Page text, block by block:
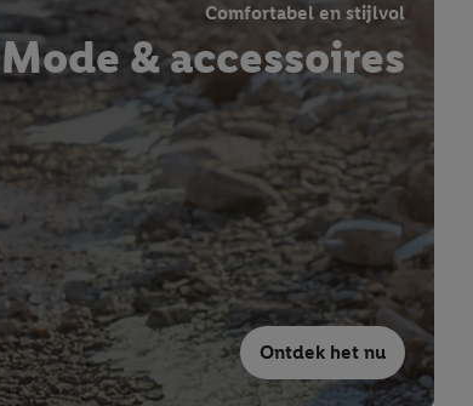
Comfortabel en stijlvol
Mode & accessoires
Ontdek het nu